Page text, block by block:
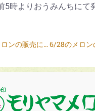
5時よりおうみんちにて
6/26のメロンの販売について